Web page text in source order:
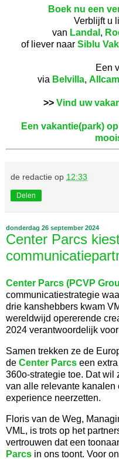
Boek nu een
Verblijft u
van Landal ,
of liever naar Siblu
Een
via Belvilla,
>> Vind uw
Een vakantie(park)
de redactie op 12:33
Delen
donderdag 26 september 2024
Center Parcs
Center Parcs (PCVP
communicatiestrategie
drie kanshebbers kwam
wereldwijd opererende
2024 verantwoordelijk
Samen trekken ze de
de Center Parcs een
360o-strategie toe. Dat wil
van alle relevante kanalen
experience neerzetten.
Floris van de Weg,
VML, is trots op het
vertrouwen dat een
Parcs in ons toont. Voor